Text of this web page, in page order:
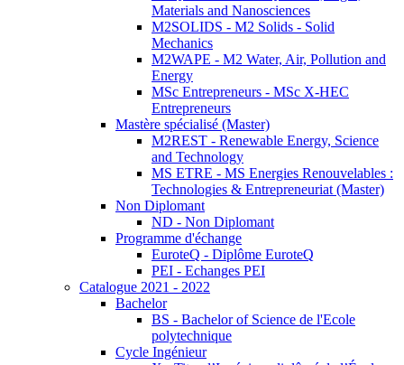
Materials and Nanosciences
M2SOLIDS - M2 Solids - Solid
Mechanics
M2WAPE - M2 Water, Air, Pollution and
Energy
MSc Entrepreneurs - MSc X-HEC
Entrepreneurs
Mastère spécialisé (Master)
M2REST - Renewable Energy, Science
and Technology
MS ETRE - MS Energies Renouvelables :
Technologies & Entrepreneuriat (Master)
Non Diplomant
ND - Non Diplomant
Programme d'échange
EuroteQ - Diplôme EuroteQ
PEI - Echanges PEI
Catalogue 2021 - 2022
Bachelor
BS - Bachelor of Science de l'Ecole
polytechnique
Cycle Ingénieur